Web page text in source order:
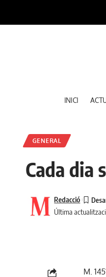
INICI
GENERAL
Cada dia
Última
Redacció
M.